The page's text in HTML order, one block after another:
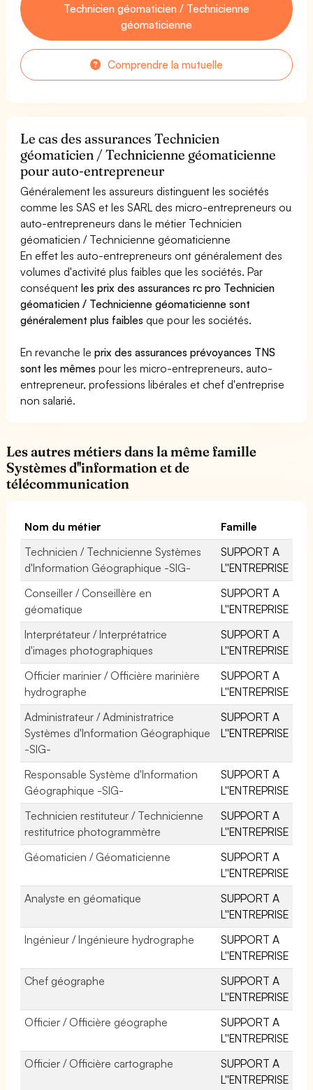
Technicien géomaticien / Technicienne
géomaticienne
Comprendre la mutuelle
Le cas des assurances Technicien
géomaticien / Technicienne géomaticienne
pour auto-entrepreneur
Généralement les assureurs distinguent les sociétés
comme les SAS et les SARL des micro-entrepreneurs ou
auto-entrepreneurs dans le métier Technicien
géomaticien / Technicienne géomaticienne
En effet les auto-entrepreneurs ont généralement des
volumes d'activité plus faibles que les sociétés. Par
conséquentles prix des assurances rc pro Technicien
géomaticien / Technicienne géomaticienne sont
généralement plus faibles que pour les sociétés.
En revanche leprix des assurances prévoyances TNS
sont les mêmes pour les micro-entrepreneurs, auto-
entrepreneur, professions libérales et chef d'entreprise
non salarié.
Les autres métiers dans la même famille
Systèmes d''information et de
télécommunication
Nom du métier
Famille
Technicien / Technicienne Systèmes
d'Information Géographique -SIG-
SUPPORT A
L''ENTREPRISE
Conseiller / Conseillère en
géomatique
SUPPORT A
L''ENTREPRISE
Interprétateur / Interprétatrice
d'images photographiques
SUPPORT A
L''ENTREPRISE
Officier marinier / Officière marinière
hydrographe
SUPPORT A
L''ENTREPRISE
Administrateur / Administratrice
Systèmes d'Information Géographique
-SIG-
SUPPORT A
L''ENTREPRISE
Responsable Système d'Information
Géographique -SIG-
SUPPORT A
L''ENTREPRISE
Technicien restituteur / Technicienne
restitutrice photogrammètre
SUPPORT A
L''ENTREPRISE
Géomaticien / Géomaticienne
SUPPORT A
L''ENTREPRISE
Analyste en géomatique
SUPPORT A
L''ENTREPRISE
Ingénieur / Ingénieure hydrographe
SUPPORT A
L''ENTREPRISE
Chef géographe
SUPPORT A
L''ENTREPRISE
Officier / Officière géographe
SUPPORT A
L''ENTREPRISE
Officier / Officière cartographe
SUPPORT A
L''ENTREPRISE